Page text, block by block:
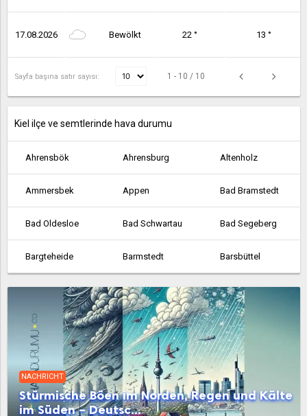
17.08.2026 Bewölkt 22 ° 13 °
Sayfa başına satır sayısı: 1 - 10 / 10
Kiel ilçe ve semtlerinde hava durumu
Ahrensbök Ahrensburg Altenholz
Ammersbek Appen Bad Bramstedt
Bad Oldesloe Bad Schwartau Bad Segeberg
Bargteheide Barmstedt Barsbüttel
Bordesholm Brunsbüttel Büchen
Büdelsdorf Büsum Eckernförde
Ellerau Elmschenhagen Elmshorn
Eutin Fehmarn Flensburg
NACHRICHT
Stürmische Böen im Norden, Regen und Kälte
im Süden – Deutsc...